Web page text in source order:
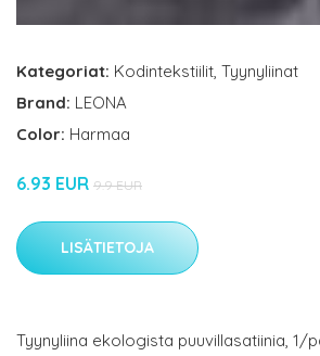
Kategoriat: Kodintekstiilit, Tyynyliinat
Brand: LEONA
Color: Harmaa
6.93 EUR 9.9 EUR
LISÄTIETOJA
Tyynyliina ekologista puuvillasatiinia, 1/